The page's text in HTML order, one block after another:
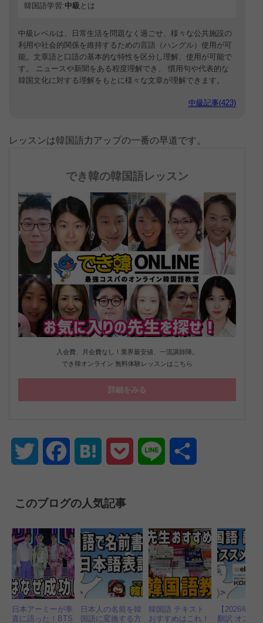
韓国語学習:中級 とは
中級レベルは、日常生活を問題なく過ごせ、様々な公共施設の
利用や社会的関係を維持するための言語（ハングル）使用が可
能。文章語と口語の基本的な特性を区分し理解、使用が可能で
す。 ニュースや新聞をある程度理解でき、 慣用句や代表的な
韓国文化に対する理解をもとに様々な文章が理解できます。
中級記事(423)
レッスンは韓国語力アップの一番の早道です。
でき韓の韓国語レッスン
入会費、月会費なし！業界最安値、一流講師陣。
でき韓オンライン 無料体験レッスンはこちら
詳細をみる
Twitter FacebookHatena Pocket Line
このブログの人気記事
日本アーミーが率
直に語った！BTS
日本人の名前を韓
国語に変換する方
韓国語 テキスト
おすすめはこれ！
【2026年】
翻訳 オスス